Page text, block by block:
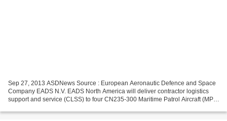
Sep 27, 2013 ASDNews Source : European Aeronautic Defence and Space
Company EADS N.V. EADS North America will deliver contractor logistics
support and service (CLSS) to four CN235-300 Maritime Patrol Aircraft (MPA)